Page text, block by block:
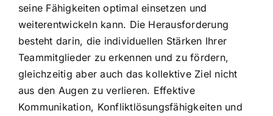
seine Fähigkeiten optimal einsetzen und
weiterentwickeln kann. Die Herausforderung
besteht darin, die individuellen Stärken Ihrer
Teammitglieder zu erkennen und zu fördern,
gleichzeitig aber auch das kollektive Ziel nicht
aus den Augen zu verlieren. Effektive
Kommunikation, Konfliktlösungsfähigkeiten und